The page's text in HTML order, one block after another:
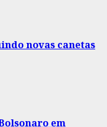
novas canetas
em